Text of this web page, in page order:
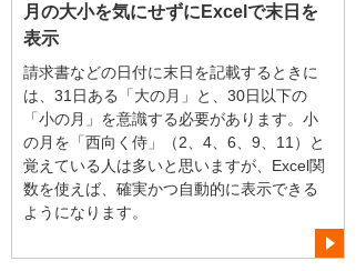
月の大小を気にせずにExcelで末日を
表示
請求書などの日付に末日を記載するときに
は、31日ある「大の月」と、30日以下の
「小の月」を意識する必要があります。小
の月を「西向く侍」（2、4、6、9、11）と
覚えている人は多いと思いますが、Excel関
数を使えば、確実かつ自動的に表示できる
ようになります。